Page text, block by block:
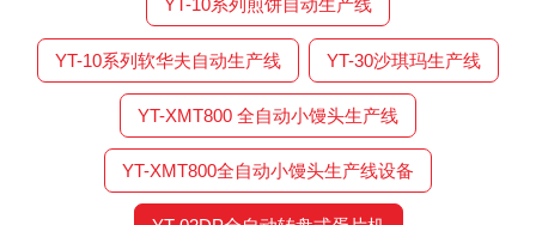
YT-10系列煎饼自动生产线
YT-10系列软华夫自动生产线 YT-30沙琪玛生产线
YT-XMT800 全自动小馒头生产线
YT-XMT800全自动小馒头生产线设备